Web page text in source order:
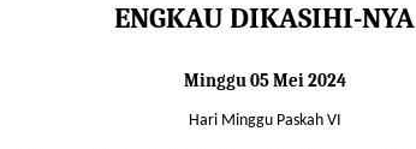
ENGKAU DIKASIHI-NYA
Minggu 05 Mei 2024
Hari Minggu Paskah VI